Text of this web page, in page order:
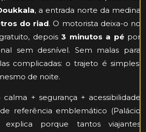
, a entrada norte da medina
do riad. O motorista deixa-o no
depois3 minutos a pépor
sem desnível. Sem malas para
complicadas: o trajeto é simples,
de noite.
calma + segurança + acessibilidade
referência emblemático (Palácio
porque tantos viajantes